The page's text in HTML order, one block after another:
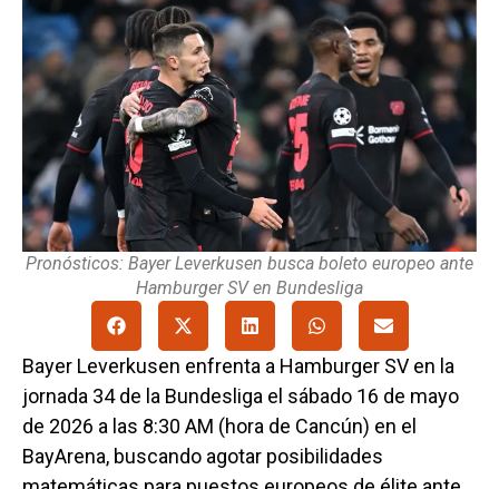
Pronósticos: Bayer Leverkusen busca boleto europeo ante
Hamburger SV en Bundesliga
Bayer Leverkusen enfrenta a Hamburger SV en la
jornada 34 de la Bundesliga el sábado 16 de mayo
de 2026 a las 8:30 AM (hora de Cancún) en el
BayArena, buscando agotar posibilidades